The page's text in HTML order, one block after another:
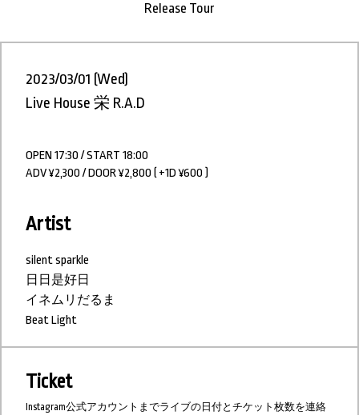
Release Tour
2023/03/01 (Wed)
Live House 栄 R.A.D
OPEN 17:30 / START 18:00
ADV ¥2,300 / DOOR ¥2,800 ( +1D ¥600 )
Artist
silent sparkle
日日是好日
イネムリだるま
Beat Light
Ticket
Instagram公式アカウントまでライブの日付とチケット枚数を連絡